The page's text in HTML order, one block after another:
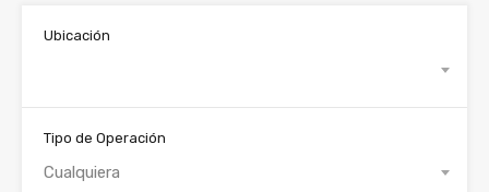
Ubicación
Tipo de Operación
Cualquiera